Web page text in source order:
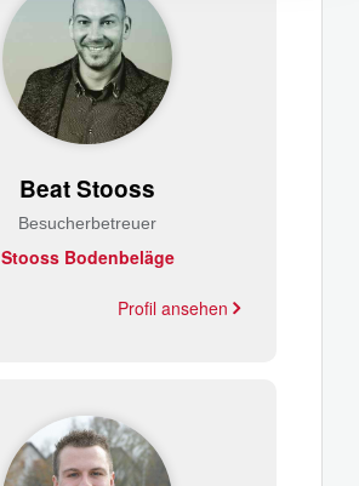
Beat Stooss
Besucherbetreuer
Stooss Bodenbeläge
Profil ansehen